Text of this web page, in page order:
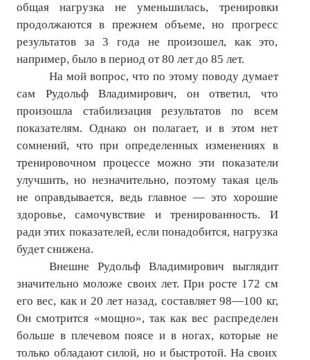
№ 2
№ 3
№ 5
№ 6
№ 7
№ 8
КНИГИ
Список наших книг
Страница поиска
Новые книги
Е. Богатырев «Повесть об олимпийском характере»
общая нагрузка не уменьшилась, тренировки
продолжаются в прежнем объеме, но прогресс
результатов за 3 года не произошел, как это,
например, было в период от 80 лет до 85 лет.
На мой вопрос, что по этому поводу думает
сам Рудольф Владимирович, он ответил, что
произошла стабилизация результатов по всем
показателям. Однако он полагает, и в этом нет
сомнений, что при определенных изменениях в
тренировочном процессе можно эти показатели
улучшить, но незначительно, поэтому такая цель
не оправдывается, ведь главное — это хорошие
здоровье, самочувствие и тренированность. И
ради этих показателей, если понадобится, нагрузка
будет снижена.
Внешне Рудольф Владимирович выглядит
значительно моложе своих лет. При росте 172 см
его вес, как и 20 лет назад, составляет 98—100 кг,
Он смотрится «мощно», так как вес распределен
больше в плечевом поясе и в ногах, которые не
только обладают силой, но и быстротой. На своих